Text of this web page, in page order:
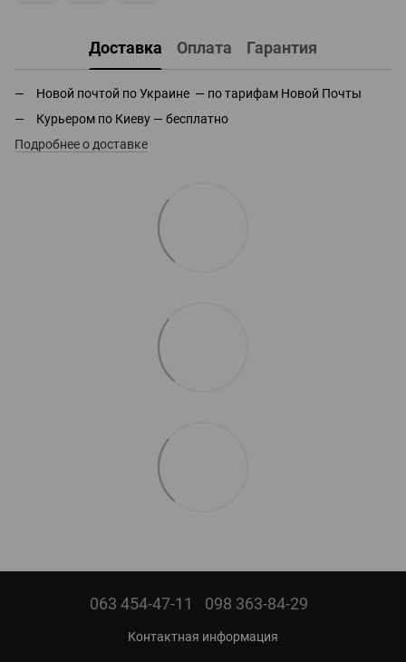
Доставка Оплата Гарантия
Новой почтой по Украине — по тарифам Новой Почты
Курьером по Киеву — бесплатно
Подробнее о доставке
063 454-47-11 098 363-84-29
Контактная информация